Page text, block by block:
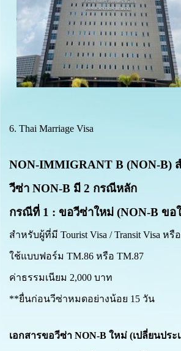
6. Thai Marriage Visa
NON-IMMIGRANT B (NON-B)
วีซ่า NON-B มี 2 กรณีหลัก
กรณีที่ 1 : ขอวีซ่าใหม่ (NON-B ขอ
สำหรับผู้ที่มี Tourist Visa /Transit Visa หรื
ใช้แบบฟอร์ม TM.86 หรือ TM.87
ค่าธรรมเนียม 2,000 บาท
**ยื่นก่อนวีซ่าหมดอย่างน้อย 15 วัน
เอกสารขอวีซ่า NON-B ใหม่ (เปลี่ยนประ